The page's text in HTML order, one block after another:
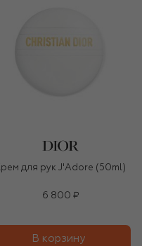
для рук J'Adore (50ml)
6 800 ₽
В корзину